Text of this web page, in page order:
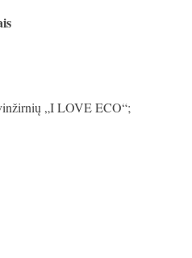
„I LOVE ECO“;